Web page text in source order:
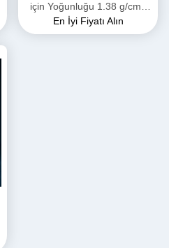
için Yoğunluğu 1.38 g/cm3
ve pH'ı 11.5 - 12.5 olan
Kokulu Sıvı Sodyum Silikat
En İyi Fiyatı Alın